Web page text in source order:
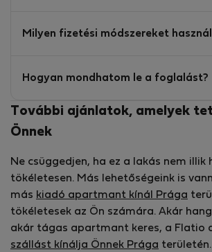
Milyen fizetési módszereket
Hogyan mondhatom le a foglalást?
További ajánlatok, amelyek
Önnek
Ne csüggedjen, ha ez a lakás nem illik
tökéletesen. Más lehetőségeink is
más kiadó apartmant kínál Prága
tökéletesek az Ön számára. Akár
akár tágas apartmant keres, a Flatio
szállást kínálja Önnek Prága területén.